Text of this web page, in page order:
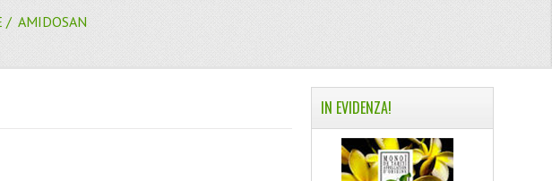
/ AMIDOSAN
IN EVIDENZA!